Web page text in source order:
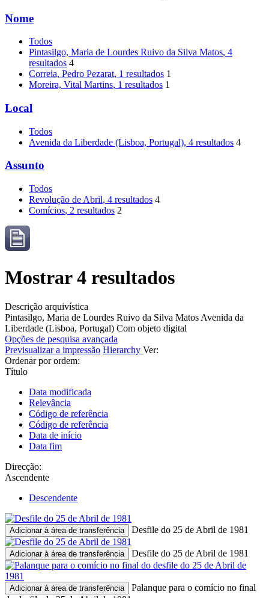
Nome
Todos
Pintasilgo, Maria de Lourdes Ruivo da Silva Matos, 4
resultados 4
Correia, Pedro Pezarat, 1 resultados 1
Moreira, Vital Martins, 1 resultados 1
Local
Todos
Avenida da Liberdade (Lisboa, Portugal), 4 resultados 4
Assunto
Todos
Revolução de Abril, 4 resultados 4
Comícios, 2 resultados 2
Mostrar 4 resultados
Descrição arquivística
Pintasilgo, Maria de Lourdes Ruivo da Silva Matos Avenida da
Liberdade (Lisboa, Portugal) Com objeto digital
Opções de pesquisa avançada
Previsualizar a impressão Hierarchy Ver:
Ordenar por ordem:
Título
Data modificada
Relevância
Código de referência
Código de referência
Data de início
Data fim
Direcção:
Ascendente
Descendente
Adicionar à área de transferência Desfile do 25 de Abril de 1981
Adicionar à área de transferência Desfile do 25 de Abril de 1981
Adicionar à área de transferência
Palanque para o comício no final